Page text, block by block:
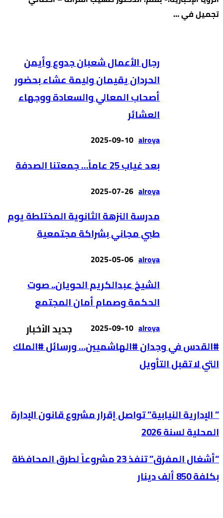
تجميل في …
رجال الأعمال شعبان جدوع وأيمن
الحردان يقيمان وليمة عشاء بحضور
أصحاب المعالي والسعادة ووجهاء
العشائر
alroya
2025-09-10
بعد غياب 25 عاماً… جمعتنا الصدفة
alroya
2025-07-26
مدرسة النزهة الثانوية المختلطة يوم
طبي مجاني بشراكة مجتمعية
alroya
2025-05-06
الشيخ عبدالكريم الحويان.. صوت
الحكمة وصمام أمان المجتمع
alroya
2025-09-10
جديد الأخبار
#القدس في وجدان #الهاشميين… ورسائل #الملك
التي لا تقبل التأويل
” الإدارية النيابية” تواصل إقرار مشروع قانون الإدارة
المحلية لسنة 2026
“أشغال المفرق” تنفذ 23 مشروعاً لطرق المحافظة
بكلفة 850 ألف دينار